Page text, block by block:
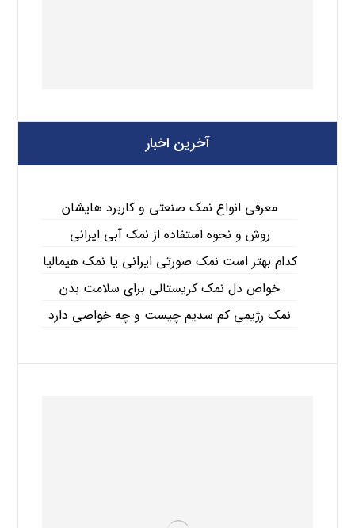
آخرین اخبار
معرفی انواع نمک صنعتی و کاربرد هایشان
روش و نحوه استفاده از نمک آبی ایرانی
کدام بهتر است نمک صورتی ایرانی یا نمک هیمالیا
خواص دل نمک کریستالی برای سلامت بدن
نمک رژیمی کم سدیم چیست و چه خواصی دارد